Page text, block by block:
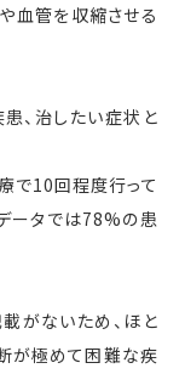
血管を収縮させる
、治したい症状と
で10回程度行って
ータでは78%の患
がないため、ほと
が極めて困難な疾